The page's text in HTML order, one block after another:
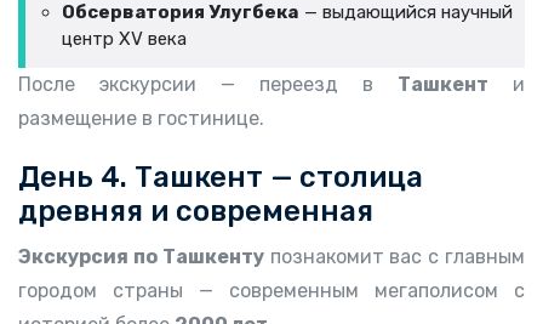
Обсерватория Улугбека — выдающийся научный
центр XV века
После экскурсии — переезд в Ташкент и
размещение в гостинице.
День 4. Ташкент — столица
древняя и современная
Экскурсия по Ташкентупознакомит вас с главным
городом страны — современным мегаполисом с